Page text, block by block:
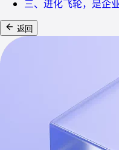
三、进化飞轮，是企
返回